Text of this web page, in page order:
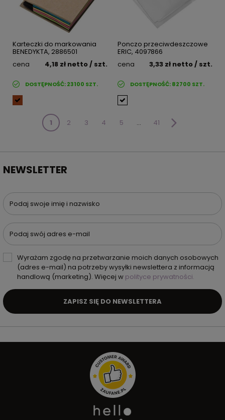
Karteczki do markowania
BENEDYKTA, 2886501
cena
4,18 zł netto/ szt.
DOSTĘPNOŚĆ:23100 SZT.
Ponczo przeciwdeszczowe
ERIC, 4097866
cena
3,33 zł netto/ szt.
DOSTĘPNOŚĆ:82700 SZT.
1 2 3 4 5 ... 41
NEWSLETTER
Podaj swoje imię i nazwisko
Podaj swój adres e-mail
Wyrażam zgodę na przetwarzanie moich danych osobowych
(adres e-mail) na potrzeby wysyłki newslettera z informacją
handlową (marketing). Więcej w polityce prywatności.
ZAPISZ SIĘ DO NEWSLETTERA